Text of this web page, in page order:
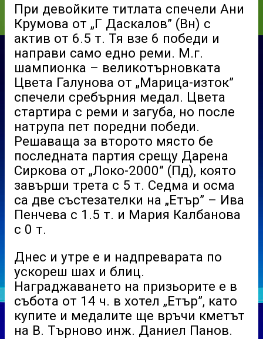
При девойките титлата спечели Ани
Крумова от „Г Даскалов” (Вн) с
актив от 6.5 т. Тя взе 6 победи и
направи само едно реми. М.г.
шампионка – великотърновката
Цвета Галунова от „Марица-изток”
спечели сребърния медал. Цвета
стартира с реми и загуба, но после
натрупа пет поредни победи.
Решаваща за второто място бе
последната партия срещу Дарена
Сиркова от „Локо-2000” (Пд), която
завърши трета с 5 т. Седма и осма
са две състезателки на „Етър” – Ива
Пенчева с 1.5 т. и Мария Калбанова
с 0 т.
Днес и утре е и надпреварата по
ускореш шах и блиц.
Награджаването на призьорите е в
събота от 14 ч. в хотел „Етър”, като
купите и медалите ще връчи кметът
на В. Търново инж. Даниел Панов.